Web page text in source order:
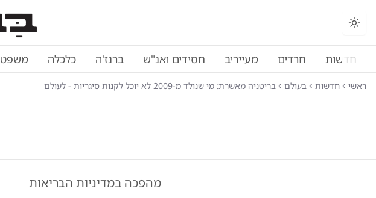
חדשות חרדים מעייריב חסידים ואנ"ש ברנז'ה כלכלה משפט
ראשי חדשות בעולם בריטניה מאשרת: מי שנולד מ-2009 לא יוכל לקנות סיגריות - לעולם
מהפכה במדיניות הבריאות